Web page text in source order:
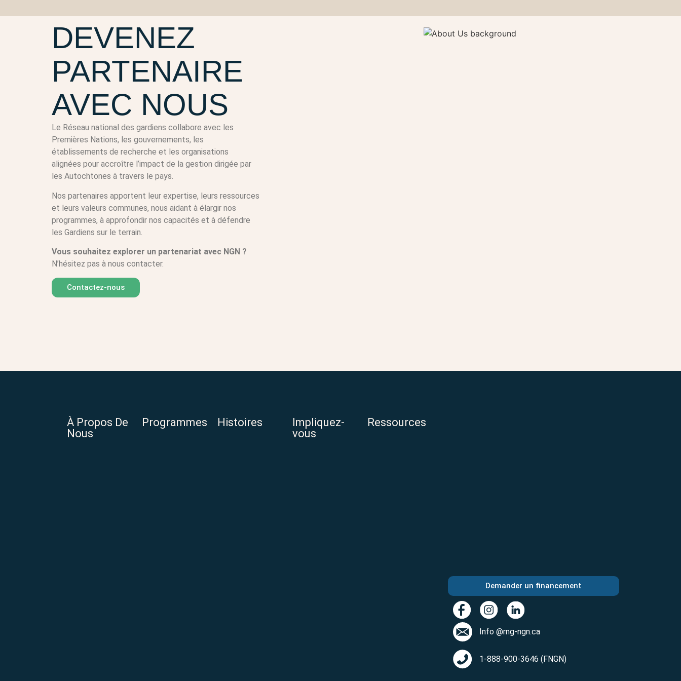
DEVENEZ
PARTENAIRE
AVEC NOUS
Le Réseau national des gardiens collabore avec les
Premières Nations, les gouvernements, les
établissements de recherche et les organisations
alignées pour accroître l’impact de la gestion dirigée par
les Autochtones à travers le pays.
Nos partenaires apportent leur expertise, leurs ressources
et leurs valeurs communes, nous aidant à élargir nos
programmes, à approfondir nos capacités et à défendre
les Gardiens sur le terrain.
Vous souhaitez explorer un partenariat avec NGN ?
N’hésitez pas à nous contacter.
Contactez-nous
À Propos De
Nous
Programmes Histoires
Impliquez-
vous
Ressources
Demander un financement
Info @rng-ngn.ca
1-888-900-3646 (FNGN)